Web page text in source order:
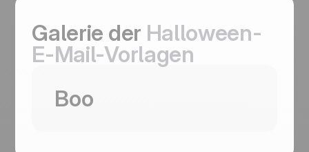
Galerie der Halloween-
E-Mail-Vorlagen
Boo